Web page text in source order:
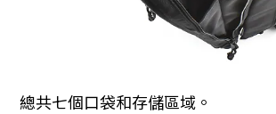
總共七個口袋和存儲區域。